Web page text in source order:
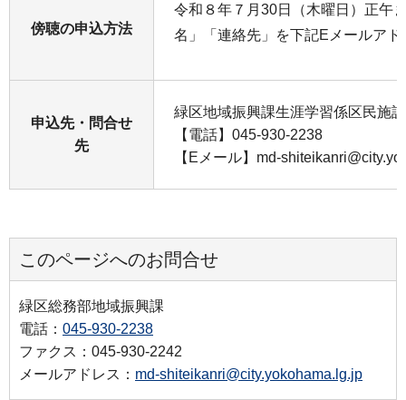
傍聴の申込方法
令和８年７月30日（木曜日）正午
名」「連絡先」を下記Eメールア
申込先・問合せ
先
緑区地域振興課生涯学習係区民施
【電話】045-930-2238
【Eメール】md-
このページへのお問合せ
緑区総務部地域振興課
電話： 045-930-2238
ファクス：045-930-2242
メールアドレス： md-shiteikanri@city.yokohama.lg.jp